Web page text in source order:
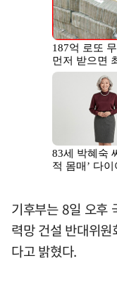
기후부는 8일 오후
력망 건설 반대위
다고 밝혔다.